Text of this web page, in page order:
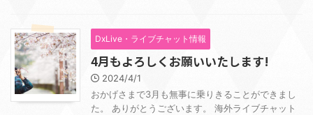
DxLive・ライブチャット情報
4月もよろしくお願いいたします!
2024/4/1
おかげさまで3月も無事に乗りきることができまし
た。 ありがとうございます。 海外ライブチャット